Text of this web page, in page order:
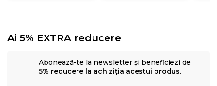
Ai 5% EXTRA reducere
Abonează-te la newsletter și beneficiezi de
5% reducere la achiziția acestui produs.